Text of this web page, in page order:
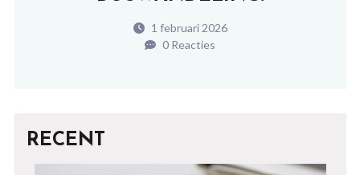
1 februari 2026
0 Reacties
RECENT